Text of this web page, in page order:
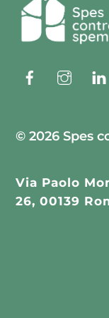
Facebook
© 2026 Spes
Via Paolo
26, 00139